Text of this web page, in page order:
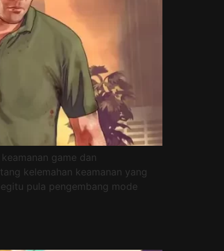
game dan
kelemahan keamanan yang
pula pengembang mode